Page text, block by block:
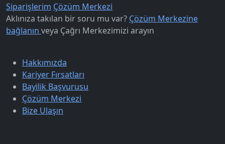
Siparişlerim Çözüm Merkezi
Aklınıza takılan bir soru mu var? Çözüm Merkezine
bağlanın veya Çağrı Merkezimizi arayın
Hakkımızda
Kariyer Fırsatları
Bayilik Başvurusu
Çözüm Merkezi
Bize Ulaşın